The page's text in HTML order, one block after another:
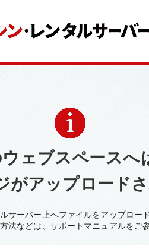
ェブスペースへ
がアップロード
サーバー上へファイルをアップロー
法などは、サポートマニュアルをご